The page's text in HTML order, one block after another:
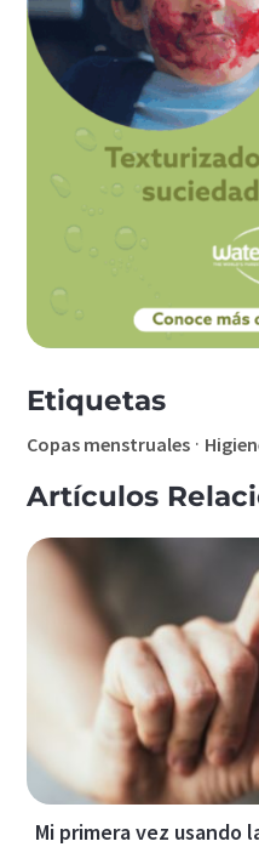
Etiquetas
Copas menstruales ·
Artículos
Mi primera vez usando